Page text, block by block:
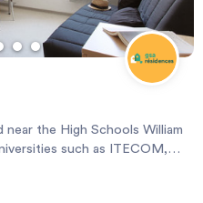
near the High Schools William
such as ITECOM,
Valrose Campus,
and Faculty of